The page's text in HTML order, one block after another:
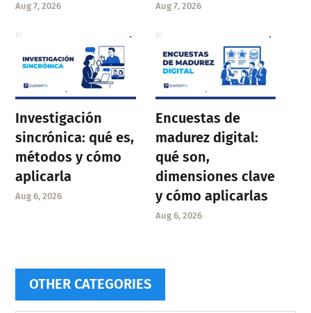
Aug 7, 2026 Aug 7, 2026
Investigación
sincrónica: qué es,
métodos y cómo
aplicarla
Aug 6, 2026
Encuestas de
madurez digital:
qué son,
dimensiones clave
y cómo aplicarlas
Aug 6, 2026
OTHER CATEGORIES